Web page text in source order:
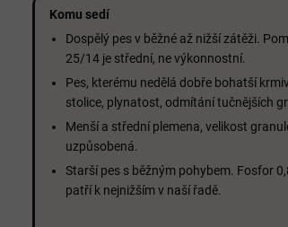
Komu sedí
Dospělý pes v běžné až nižší zátěži.
25/14 je střední, ne výkonnostní.
Pes, kterému nedělá dobře bohatší
stolice, plynatost, odmítání tučnějších
Menší a střední plemena, velikost
uzpůsobená.
Starší pes s běžným pohybem. Fosfor
patří k nejnižším v naší řadě.